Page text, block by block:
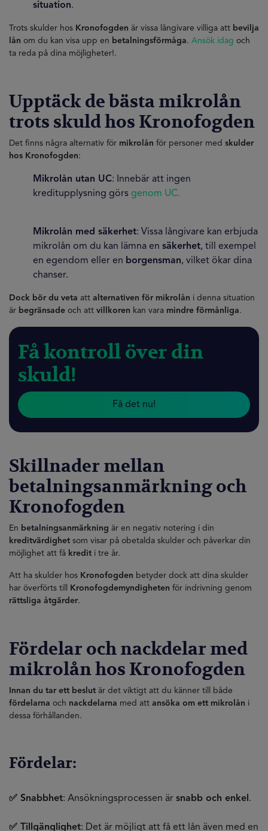
situation.
Trots skulder hos Kronofogden är vissa långivare villiga att bevilja
lån om du kan visa upp en betalningsförmåga. Ansök idag och
ta reda på dina möjligheter!.
Upptäck de bästa mikrolån
trots skuld hos Kronofogden
Det finns några alternativ för mikrolån för personer med skulder
hos Kronofogden:
Mikrolån utan UC: Innebär att ingen
kreditupplysning görs genom UC.
Mikrolån med säkerhet: Vissa långivare kan erbjuda
mikrolån om du kan lämna en säkerhet, till exempel
en egendom eller en borgensman, vilket ökar dina
chanser.
Dock bör du veta att alternativen för mikrolån i denna situation
är begränsade och att villkoren kan vara mindre förmånliga.
Få kontroll över din
skuld!
Få det nu!
Skillnader mellan
betalningsanmärkning och
Kronofogden
En betalningsanmärkning är en negativ notering i din
kreditvärdighet som visar på obetalda skulder och påverkar din
möjlighet att få kredit i tre år.
Att ha skulder hos Kronofogden betyder dock att dina skulder
har överförts till
Kronofogdemyndigheten för indrivning genom
rättsliga åtgärder.
Fördelar och nackdelar med
mikrolån hos Kronofogden
Innan du tar ett beslut är det viktigt att du känner till både
fördelarna och nackdelarna med att ansöka om ett mikrolån i
dessa förhållanden.
Fördelar:
✅ Snabbhet: Ansökningsprocessen är snabb och enkel .
✅ Tillgänglighet: Det är möjligt att få ett lån även med en